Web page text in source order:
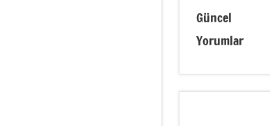
Güncel
Yorumlar